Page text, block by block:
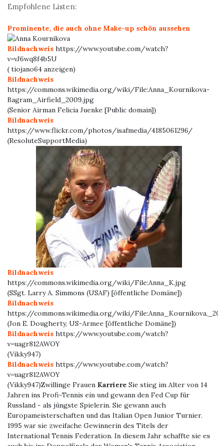
Empfohlene Listen:
Prominente, die auch ohne Make-up schön aussehen
Bildnachweis https://www.youtube.com/watch?
v=vJ6wq8f4b5U
( tiojano64 anzeigen)
Bildnachweis
https://commons.wikimedia.org/wiki/File:Anna_Kournikova-
Bagram_Airfield_2009.jpg
(Senior Airman Felicia Juenke [Public domain])
Bildnachweis
https://www.flickr.com/photos/isafmedia/4185061296/
(ResoluteSupportMedia)
Bildnachweis
https://commons.wikimedia.org/wiki/File:Anna_K.jpg
(SSgt. Larry A. Simmons (USAF) [öffentliche Domäne])
Bildnachweis
https://commons.wikimedia.org/wiki/
(Jon E. Dougherty, US-Armee [öffentliche Domäne])
Bildnachweis https://www.youtube.com/watch?
v=uagr812AWOY
(Vikky947)
Bildnachweis https://www.youtube.com/watch?
v=uagr812AWOY
(Vikky947)Zwillinge Frauen Karriere Sie stieg im Alter von 14
Jahren ins Profi-Tennis ein und gewann den Fed Cup für
Russland - als jüngste Spielerin. Sie gewann auch
Europameisterschaften und das Italian Open Junior Turnier.
1995 war sie zweifache Gewinnerin des Titels der
International Tennis Federation. In diesem Jahr schaffte sie es